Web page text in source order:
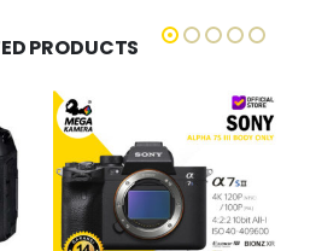
PRODUCTS